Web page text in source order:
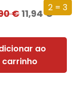
2 = 3
€11,94€
ao
carrinho